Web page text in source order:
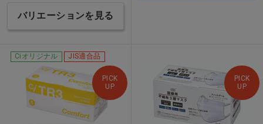
バリエーションを見る
PICK
UP
Ciオリジナル JIS適合品
PICK
UP